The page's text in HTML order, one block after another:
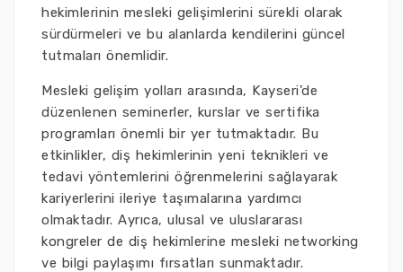
hekimlerinin mesleki gelişimlerini sürekli olarak
sürdürmeleri ve bu alanlarda kendilerini güncel
tutmaları önemlidir.
Mesleki gelişim yolları arasında, Kayseri'de
düzenlenen seminerler, kurslar ve sertifika
programları önemli bir yer tutmaktadır. Bu
etkinlikler, diş hekimlerinin yeni teknikleri ve
tedavi yöntemlerini öğrenmelerini sağlayarak
kariyerlerini ileriye taşımalarına yardımcı
olmaktadır. Ayrıca, ulusal ve uluslararası
kongreler de diş hekimlerine mesleki networking
ve bilgi paylaşımı fırsatları sunmaktadır.